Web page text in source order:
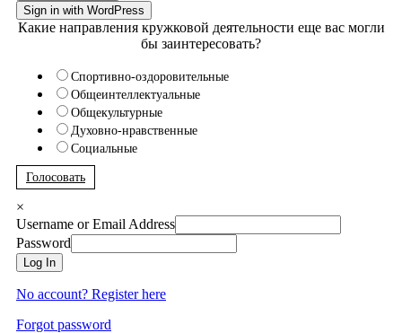
Sign in with WordPress
Какие направления кружковой деятельности еще вас могли
бы заинтересовать?
Спортивно-оздоровительные
Общеинтеллектуальные
Общекультурные
Духовно-нравственные
Социальные
Голосовать
×
Username or Email Address
Password
Log In
No account? Register here
Forgot password